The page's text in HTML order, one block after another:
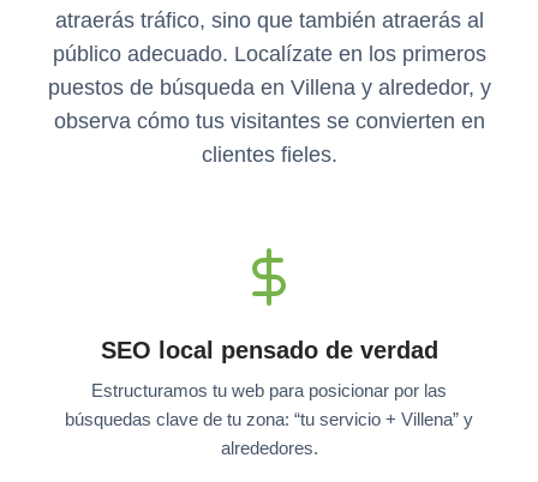
atraerás tráfico, sino que también atraerás al
público adecuado. Localízate en los primeros
puestos de búsqueda en Villena y alrededor, y
observa cómo tus visitantes se convierten en
clientes fieles.
SEO local pensado de verdad
Estructuramos tu web para posicionar por las
búsquedas clave de tu zona: “tu servicio + Villena” y
alrededores.